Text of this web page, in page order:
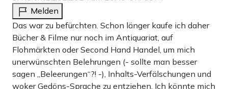
Melden
Das war zu befürchten. Schon länger kaufe ich daher
Bücher & Filme nur noch im Antiquariat, auf
Flohmärkten oder Second Hand Handel, um mich
unerwünschten Belehrungen (- sollte man besser
sagen „Beleerungen“?! -), Inhalts-Verfälschungen und
woker Gedöns-Sprache zu entziehen. Ich könnte mich